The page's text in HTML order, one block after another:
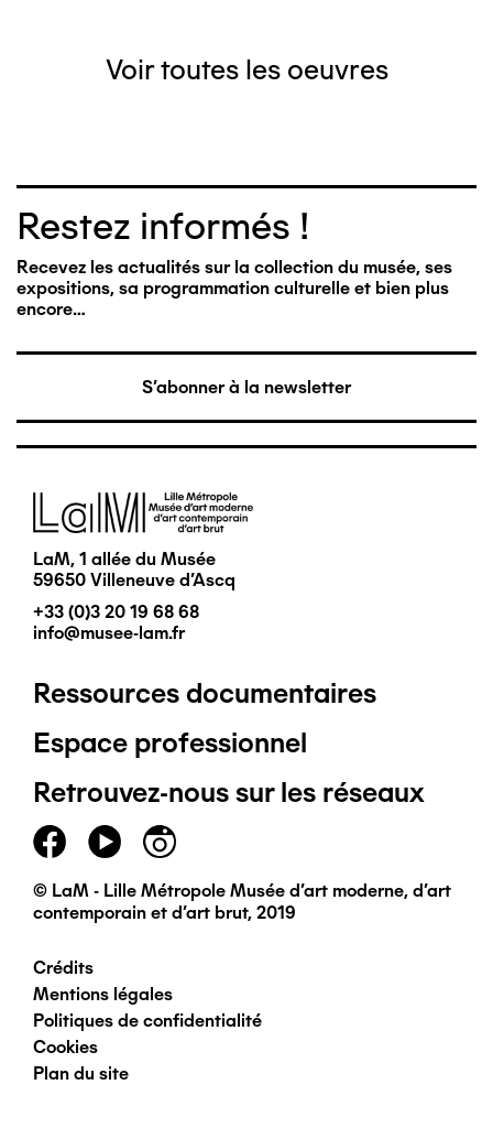
Voir toutes les oeuvres
Restez informés !
Recevez les actualités sur la collection du musée, ses
expositions, sa programmation culturelle et bien plus
encore…
S'abonner à la newsletter
Image
LaM, 1 allée du Musée
59650 Villeneuve d'Ascq
+33 (0)3 20 19 68 68
info@musee-lam.fr
Pied
de
page
principal
Ressources documentaires
Espace professionnel
Retrouvez-nous sur les réseaux
© LaM - Lille Métropole Musée d'art moderne, d'art
contemporain et d'art brut, 2019
Pied
de
page
Crédits
Mentions légales
Politiques de confidentialité
Cookies
Plan du site